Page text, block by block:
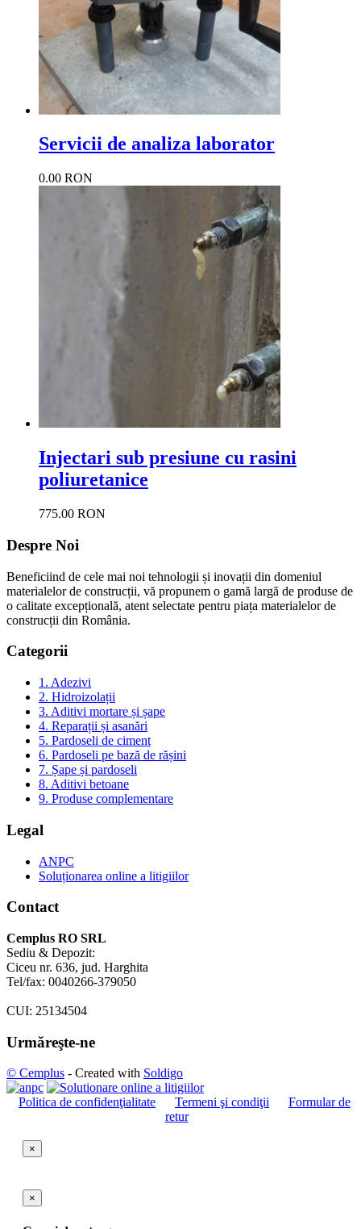
Servicii de analiza laborator
0.00 RON
Injectari sub presiune cu rasini
poliuretanice
775.00 RON
Despre Noi
Beneficiind de cele mai noi tehnologii și inovații din domeniul
materialelor de construcții, vă propunem o gamă largă de produse de
o calitate excepțională, atent selectate pentru piața materialelor de
construcții din România.
Categorii
1. Adezivi
2. Hidroizolații
3. Aditivi mortare și șape
4. Reparații și asanări
5. Pardoseli de ciment
6. Pardoseli pe bază de rășini
7. Șape și pardoseli
8. Aditivi betoane
9. Produse complementare
Legal
ANPC
Soluționarea online a litigiilor
Contact
Cemplus RO SRL
Sediu & Depozit:
Ciceu nr. 636, jud. Harghita
Tel/fax: 0040266-379050
CUI: 25134504
Urmăreşte-ne
© Cemplus - Created with Soldigo
Politica de confidenţialitate Termeni şi condiţii
Formular de
retur
×
×